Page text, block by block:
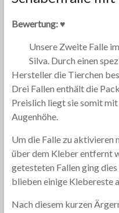
Bewertung: ♥
Unsere Zweite Falle
Silva. Durch einen
Hersteller die Tierchen
Drei Fallen enthält die
Preislich liegt sie somit
Augenhöhe.
Um die Falle zu aktivieren
über dem Kleber entfernt
getesteten Fallen ging
blieben einige Klebereste
Nach diesem kurzen